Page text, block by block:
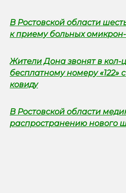
В Ростовской области
к приему больных
Жители Дона звонят в кол-
бесплатному номеру «122»
ковиду
В Ростовской области
распространению нового